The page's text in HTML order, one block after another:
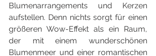
Blumenarrangements und Kerzen
aufstellen. Denn nichts sorgt für einen
größeren Wow-Effekt als ein Raum,
der mit einem wunderschönen
Blumenmeer und einer romantischen